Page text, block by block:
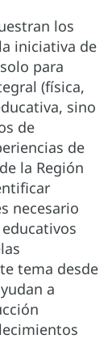
los
iniciativa de
para
(física,
sino
de
de
la Región
necesario
tema desde
a